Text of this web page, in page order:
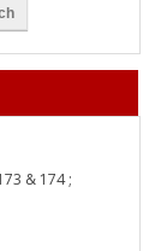
& 174 ;